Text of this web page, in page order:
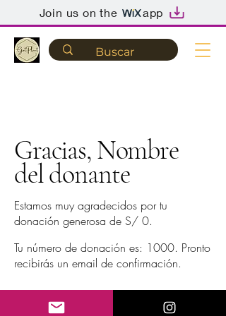
Join us on the app
Gracias, Nombre
del donante
Estamos muy agradecidos por tu
donación generosa de S/ 0.
Tu número de donación es: 1000. Pronto
recibirás un email de confirmación.